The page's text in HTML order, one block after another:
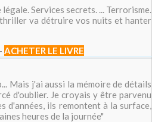
Services secrets. ... Terrorisme.
va détruire vos nuits et hanter
ACHETER LE LIVRE
Mais j'ai aussi la mémoire de détails
d'oublier. Je croyais y être parvenu
d'années, ils remontent à la surface,
heures de la journée"